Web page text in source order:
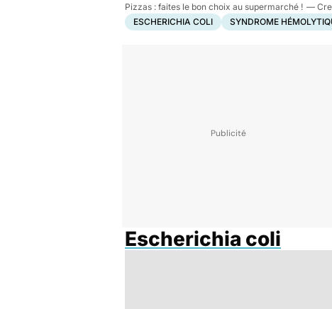
Pizzas : faites le bon choix au supermarché !
ESCHERICHIA COLI
SYNDROME
Escherichia coli